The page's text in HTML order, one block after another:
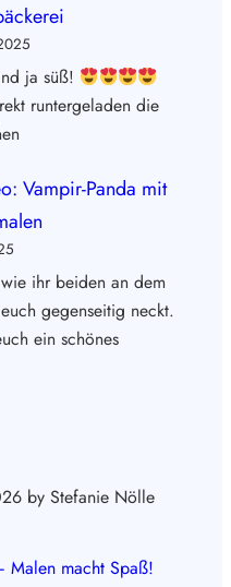
ja süß!
runtergeladen die
Vampir-Panda mit
ihr beiden an dem
gegenseitig neckt.
ein schönes
by Stefanie Nölle
Malen macht Spaß!